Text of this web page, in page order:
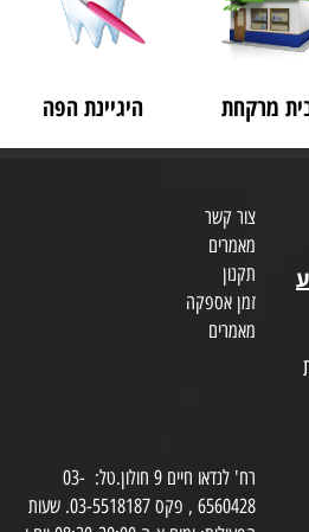
מרקחת היגיינת הפה
צור קשר
מאמרים
תקנון
זמן אספקה
מאמרים
רח' לנדאו חיים 9 חולון.טל: 03-
6560428 , פקס 03-5518187. שעות